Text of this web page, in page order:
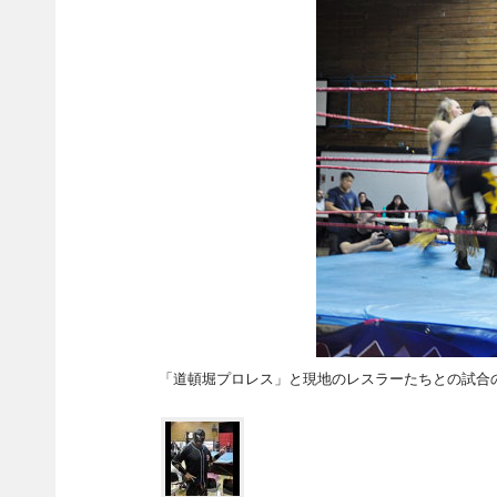
「道頓堀プロレス」と現地のレスラーたちとの試合